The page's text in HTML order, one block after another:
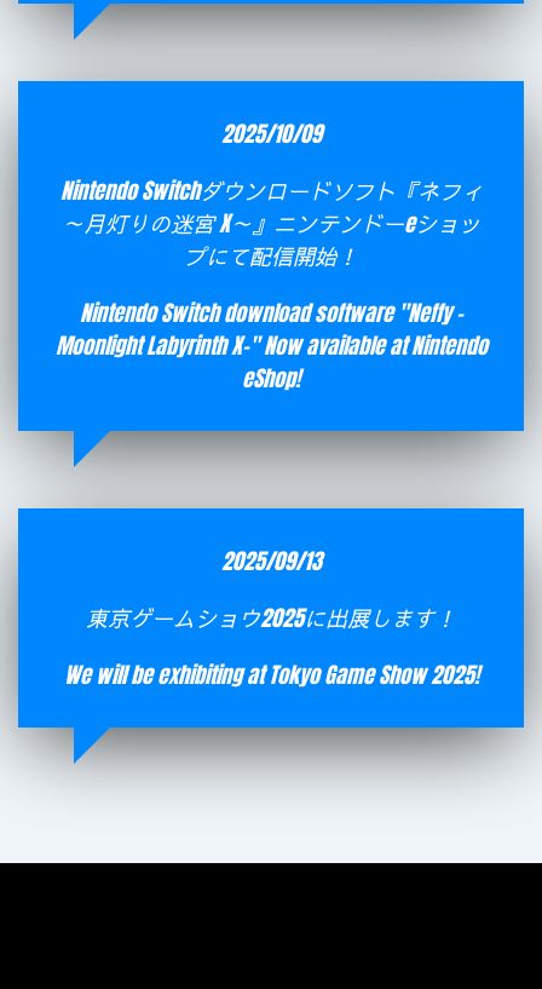
2025/10/09
Nintendo Switchダウンロードソフト『ネフィ
～月灯りの迷宮 X～』ニンテンドーeショッ
プにて配信開始！
Nintendo Switch download software "Neffy -
Moonlight Labyrinth X-" Now available at Nintendo
eShop!
2025/09/13
東京ゲームショウ2025に出展します！
We will be exhibiting at Tokyo Game Show 2025!